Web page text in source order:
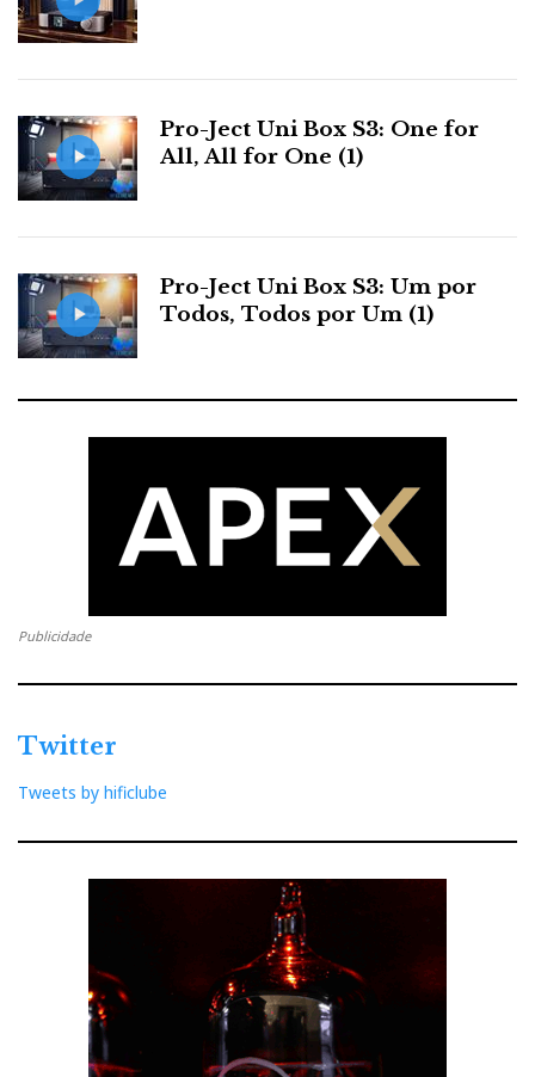
Pro-Ject Uni Box S3: One for
All, All for One (1)
Pro-Ject Uni Box S3: Um por
Todos, Todos por Um (1)
Publicidade
Twitter
Tweets by hificlube